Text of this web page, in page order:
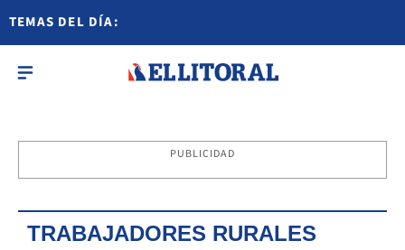
TEMAS DEL DÍA:
PUBLICIDAD
TRABAJADORES RURALES